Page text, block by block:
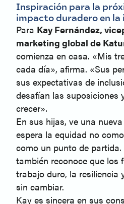
Inspiración para la
impacto duradero en
Para Kay Fernández,
marketing global de
comienza en casa. «Mis
cada día», afirma. «Sus
sus expectativas de
desafían las suposiciones
crecer».
En sus hijas, ve una
espera la equidad no
como un punto de partida.
también reconoce que los
trabajo duro, la resiliencia
sin cambiar.
Kay es sincera en sus